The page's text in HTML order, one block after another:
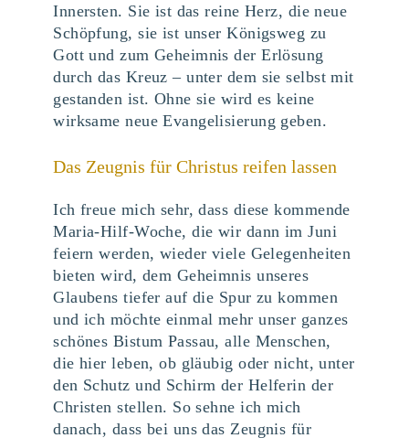
Innersten. Sie ist das reine Herz, die neue
Schöpfung, sie ist unser Königsweg zu
Gott und zum Geheimnis der Erlösung
durch das Kreuz – unter dem sie selbst mit
gestanden ist. Ohne sie wird es keine
wirksame neue Evangelisierung geben.
Das Zeugnis für Christus reifen lassen
Ich freue mich sehr, dass diese kommende
Maria-Hilf-Woche, die wir dann im Juni
feiern werden, wieder viele Gelegenheiten
bieten wird, dem Geheimnis unseres
Glaubens tiefer auf die Spur zu kommen
und ich möchte einmal mehr unser ganzes
schönes Bistum Passau, alle Menschen,
die hier leben, ob gläubig oder nicht, unter
den Schutz und Schirm der Helferin der
Christen stellen. So sehne ich mich
danach, dass bei uns das Zeugnis für